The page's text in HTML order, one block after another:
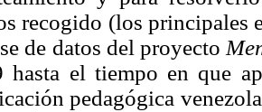
recogido (los principales
de datos del proyecto
hasta el tiempo en que
pedagógica